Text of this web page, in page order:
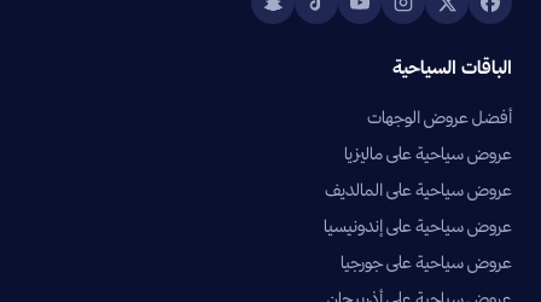
الباقات السياحية
أفضل عروض الوجهات
عروض سياحية على ماليزيا
عروض سياحية على المالديف
عروض سياحية على إندونيسيا
عروض سياحية على جورجيا